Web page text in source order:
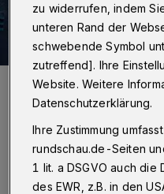
zu widerrufen, indem
unteren Rand der
schwebende Symbol
zutreffend]. Ihre
Website. Weitere
Datenschutzerklärung.
Ihre Zustimmung
rundschau.de-Seiten
1 lit. a DSGVO auch
des EWR, z.B. in den